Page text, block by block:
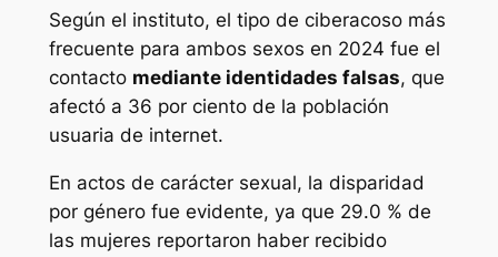
Según el instituto, el tipo de ciberacoso más
frecuente para ambos sexos en 2024 fue el
contacto mediante identidades falsas, que
afectó a 36 por ciento de la población
usuaria de internet.
En actos de carácter sexual, la disparidad
por género fue evidente, ya que 29.0 % de
las mujeres reportaron haber recibido